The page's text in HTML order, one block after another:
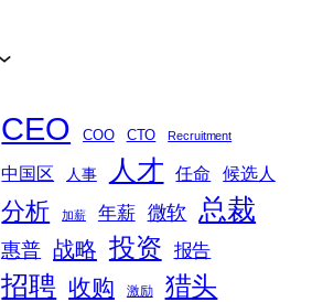
CEO COO CTO Recruitment
中国区 人事 人才 任命 候选人
分析 加薪 年薪 微软 总裁
惠普 战略 投资 报告
招聘 收购 激励 猎头